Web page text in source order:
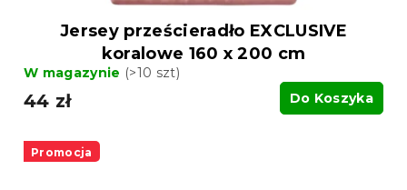
Jersey prześcieradło EXCLUSIVE
koralowe 160 x 200 cm
W magazynie (>10 szt)
44 zł Do Koszyka
Promocja